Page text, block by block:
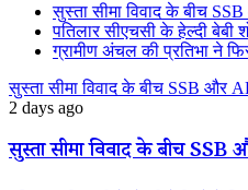
सुस्ता सीमा विवाद के बीच
पतिलार सीएचसी के हेल्दी बेबी
ग्रामीण अंचल की प्रतिभा ने
सुस्ता सीमा विवाद के बीच SSB और
2 days ago
सुस्ता सीमा विवाद के बीच